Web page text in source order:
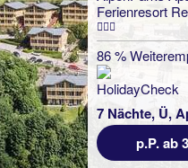
Ferienresort
86 %
7 Nächte, Ü,
p.P. ab